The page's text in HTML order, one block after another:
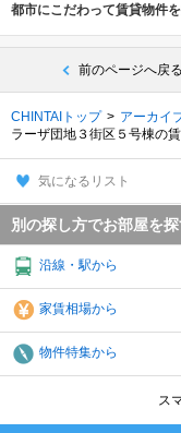
都市にこだわって賃貸物件
前のページへ戻る
CHINTAIトップ アーカイ
ラーザ団地３街区５号棟の
気になるリスト
別の探し方でお部屋を
沿線・駅から
家賃相場から
物件特集から
ス